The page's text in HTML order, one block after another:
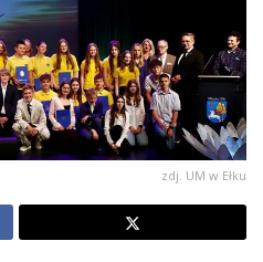
zdj. UM w Ełku